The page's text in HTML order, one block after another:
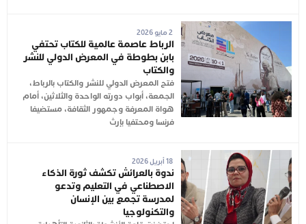
2 مايو 2026
الرباط عاصمة عالمية للكتاب تحتفي
بابن بطوطة في المعرض الدولي للنشر
والكتاب
فتح المعرض الدولي للنشر والكتاب بالرباط،
الجمعة، أبواب دورته الواحدة والثلاثين، أمام
هواة المعرفة وجمهور الثقافة، مستضيفا
فرنسا ومحتفيا بإرث
18 أبريل 2026
ندوة بالعرائش تكشف ثورة الذكاء
الاصطناعي في التعليم وتدعو
لمدرسة تجمع بين الإنسان
والتكنولوجيا